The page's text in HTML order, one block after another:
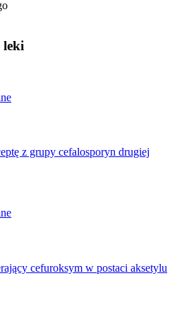
leki
z grupy cefalosporyn drugiej
cefuroksym w postaci aksetylu